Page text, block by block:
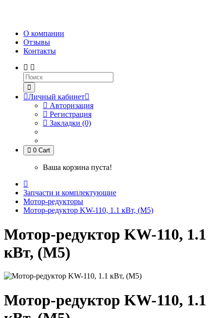
О компании
Отзывы
Контакты
Личный кабинет
Авторизация
Регистрация
Закладки (0)
0 Cart
Ваша корзина пуста!
Запчасти и комплектующие
Мотор-редукторы
Мотор-редуктор KW-110, 1.1 кВт, (М5)
Мотор-редуктор KW-110, 1.1
кВт, (М5)
Мотор-редуктор KW-110, 1.1